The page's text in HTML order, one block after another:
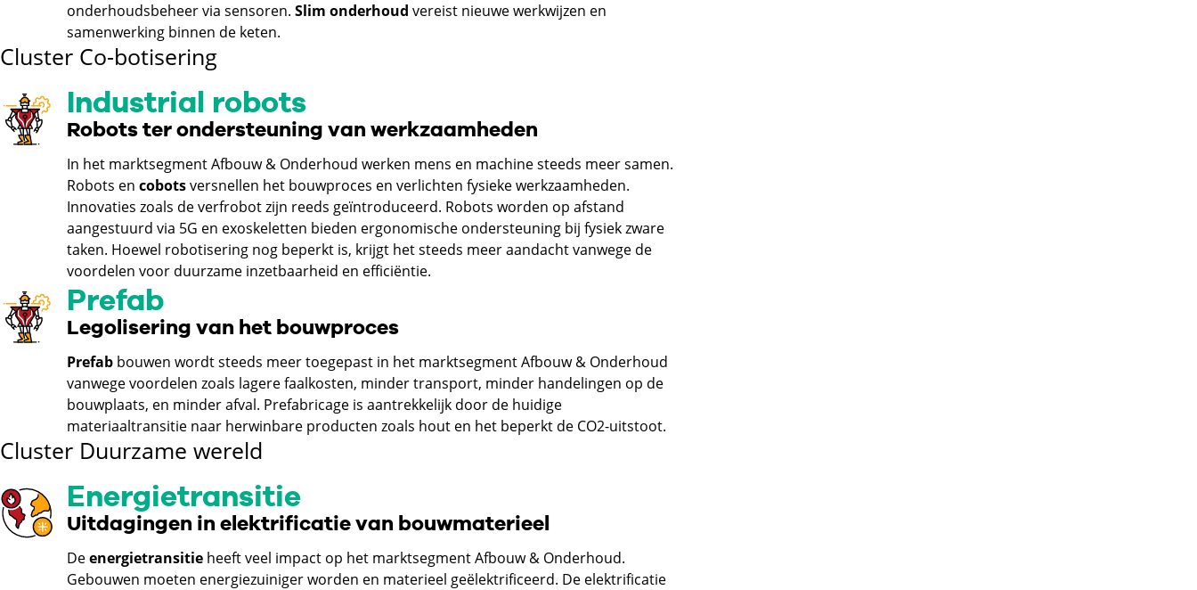
onderhoudsbeheer via sensoren. Slim onderhoud vereist nieuwe werkwijzen en
samenwerking binnen de keten.
Cluster Co-botisering
Industrial robots
Robots ter ondersteuning van werkzaamheden
In het marktsegment Afbouw & Onderhoud werken mens en machine steeds meer samen.
Robots en cobotsversnellen het bouwproces en verlichten fysieke werkzaamheden.
Innovaties zoals de verfrobot zijn reeds geïntroduceerd. Robots worden op afstand
aangestuurd via 5G en exoskeletten bieden ergonomische ondersteuning bij fysiek zware
taken. Hoewel robotisering nog beperkt is, krijgt het steeds meer aandacht vanwege de
voordelen voor duurzame inzetbaarheid en efficiëntie.
Prefab
Legolisering van het bouwproces
Prefab bouwen wordt steeds meer toegepast in het marktsegment Afbouw & Onderhoud
vanwege voordelen zoals lagere faalkosten, minder transport, minder handelingen op de
bouwplaats, en minder afval. Prefabricage is aantrekkelijk door de huidige
materiaaltransitie naar herwinbare producten zoals hout en het beperkt de CO2-uitstoot.
Cluster Duurzame wereld
Energietransitie
Uitdagingen in elektrificatie van bouwmaterieel
Deenergietransitie heeft veel impact op het marktsegment Afbouw & Onderhoud.
Gebouwen moeten energiezuiniger worden en materieel geëlektrificeerd. De elektrificatie